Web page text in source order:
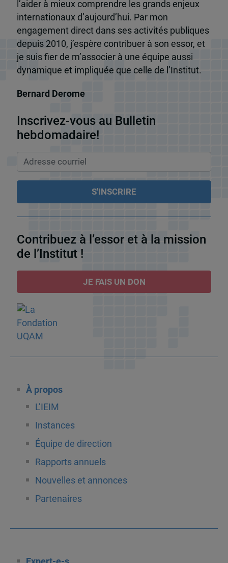
l’aider à mieux comprendre les grands enjeux
internationaux d’aujourd’hui. Par mon
engagement direct dans ses activités publiques
depuis 2010, j’espère contribuer à son essor, et
je suis fier de m’associer à une équipe aussi
dynamique et impliquée que celle de l’Institut.
Bernard Derome
Inscrivez-vous au Bulletin
hebdomadaire!
Contribuez à l’essor et à la mission
de l’Institut !
JE FAIS UN DON
À propos
L’IEIM
Instances
Équipe de direction
Rapports annuels
Nouvelles et annonces
Partenaires